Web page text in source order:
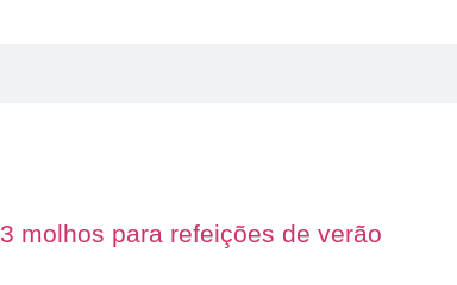
3 molhos para refeições de verão